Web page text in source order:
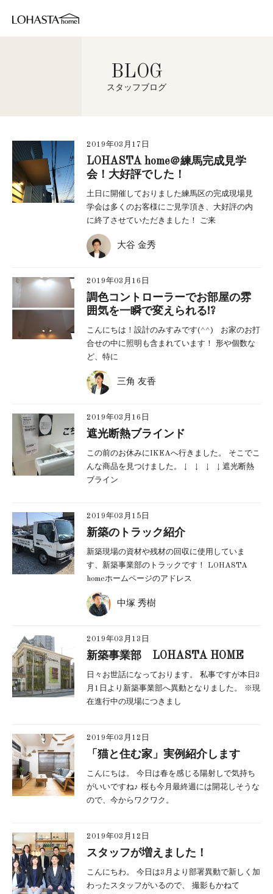
BLOG
スタッフブログ
2019年03月17日
LOHASTA home＠練馬完成見学
会！大好評でした！
土日に開催しておりました練馬区の完成現場見
学会は多くのお客様にご見学頂き、大好評の内
に終了させていただきました！ ご来
大谷 金秀
2019年03月16日
調色コントローラーでお部屋の雰
囲気を一瞬で変えられる!?
こんにちは！設計のみすみです(^^) お家のお打
合せの中に照明も含まれています！ 形や個数な
ど、特に
三角 友香
2019年03月16日
遮光断熱ブラインド
この前のお休みにIKEAへ行きました。 そこでこ
んな商品を見つけました。 ↓ ↓ ↓ ↓ 遮光断熱
ブライン
2019年03月15日
新築のトラック紹介
新築現場の資材や残材の回収に使用していま
す、新築事業部のトラックです！ LOHASTA
homeホームページのアドレス
中塚 秀樹
2019年03月13日
新築事業部 LOHASTA HOME
日々お世話になっております。 私事ですが本日3
月1日より新築事業部へ異動となりました。 ※現
在進行中の現場につきまし
2019年03月12日
「猫と住む家」実例紹介します
こんにちは。 今日は春を感じる陽射しで気持ち
がいいですね♪ 桜も今月最終週には開花しそうな
ので、今からワクワク。
2019年03月12日
スタッフが増えました！
こんにちわ。 今日は3月より部署異動で新しく加
わったスタッフがいるので、 撮影もかねて